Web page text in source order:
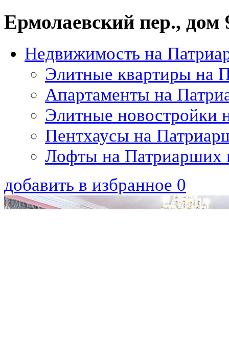
Ермолаевский пер., дом
Недвижимость на
Элитные квартиры на
Апартаменты на
Элитные новостройки
Пентхаусы на
Лофты на Патриарших
добавить в избранное 0